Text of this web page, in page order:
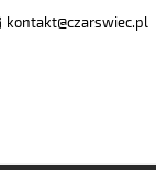
kontakt@czarswiec.pl